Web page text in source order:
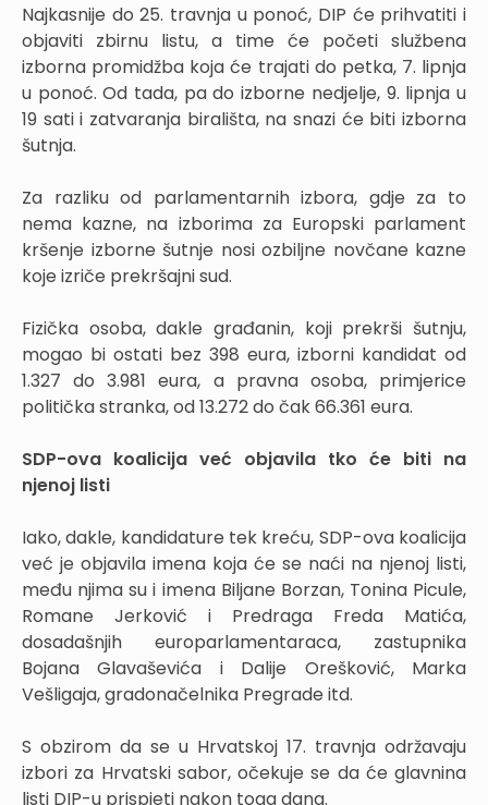
Najkasnije do 25. travnja u ponoć, DIP će prihvatiti i
objaviti zbirnu listu, a time će početi službena
izborna promidžba koja će trajati do petka, 7. lipnja
u ponoć. Od tada, pa do izborne nedjelje, 9. lipnja u
19 sati i zatvaranja birališta, na snazi će biti izborna
šutnja.
Za razliku od parlamentarnih izbora, gdje za to
nema kazne, na izborima za Europski parlament
kršenje izborne šutnje nosi ozbiljne novčane kazne
koje izriče prekršajni sud.
Fizička osoba, dakle građanin, koji prekrši šutnju,
mogao bi ostati bez 398 eura, izborni kandidat od
1.327 do 3.981 eura, a pravna osoba, primjerice
politička stranka, od 13.272 do čak 66.361 eura.
SDP-ova koalicija već objavila tko će biti na
njenoj listi
Iako, dakle, kandidature tek kreću, SDP-ova koalicija
već je objavila imena koja će se naći na njenoj listi,
među njima su i imena Biljane Borzan, Tonina Picule,
Romane Jerković i Predraga Freda Matića,
dosadašnjih europarlamentaraca, zastupnika
Bojana Glavaševića i Dalije Orešković, Marka
Vešligaja, gradonačelnika Pregrade itd.
S obzirom da se u Hrvatskoj 17. travnja održavaju
izbori za Hrvatski sabor, očekuje se da će glavnina
listi DIP-u prispjeti nakon toga dana.